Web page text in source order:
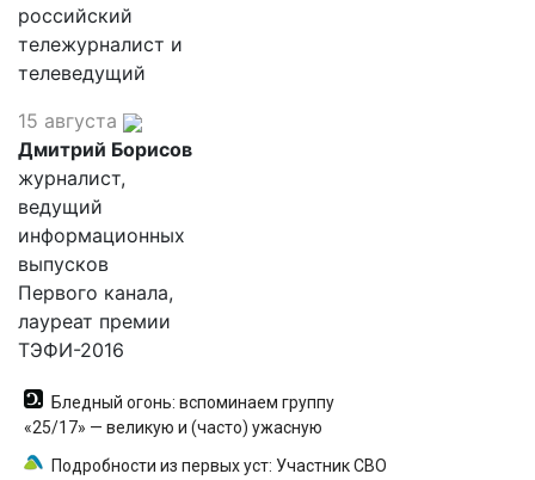
российский
тележурналист и
телеведущий
15 августа
Дмитрий Борисов
журналист,
ведущий
информационных
выпусков
Первого канала,
лауреат премии
ТЭФИ-2016
Бледный огонь: вспоминаем группу
«25/17» — великую и (часто) ужасную
Подробности из первых уст: Участник СВО